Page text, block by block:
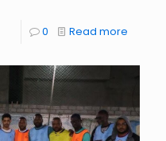
0 Read more